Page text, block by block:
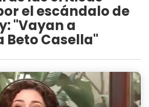
el escándalo de
"Vayan a
Beto Casella"